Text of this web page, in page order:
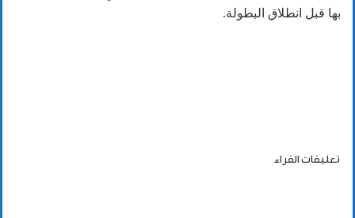
بها قبل انطلاق البطولة.
تعليقات القراء